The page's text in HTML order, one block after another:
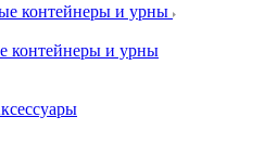
контейнеры и урны
контейнеры и урны